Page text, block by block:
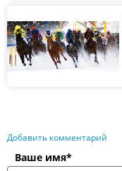
Добавить комментарий
Ваше имя*